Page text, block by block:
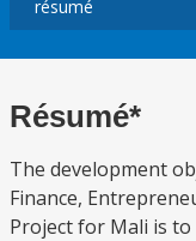
Résumé*
The development
Finance,
Project for Mali is to